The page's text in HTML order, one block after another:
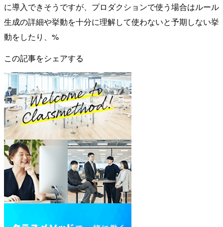
に導入できそうですが、プロダクションで使う場合はルール
生成の詳細や挙動を十分に理解して使わないと予期しない挙
動をしたり、%
この記事をシェアする